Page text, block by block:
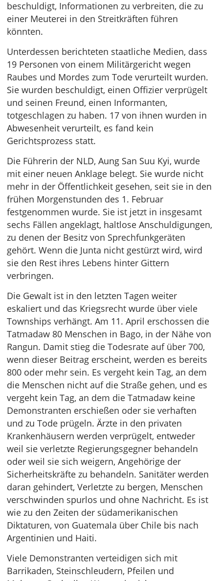
beschuldigt, Informationen zu verbreiten, die zu
einer Meuterei in den Streitkräften führen
könnten.
Unterdessen berichteten staatliche Medien, dass
19 Personen von einem Militärgericht wegen
Raubes und Mordes zum Tode verurteilt wurden.
Sie wurden beschuldigt, einen Offizier verprügelt
und seinen Freund, einen Informanten,
totgeschlagen zu haben. 17 von ihnen wurden in
Abwesenheit verurteilt, es fand kein
Gerichtsprozess statt.
Die Führerin der NLD, Aung San Suu Kyi, wurde
mit einer neuen Anklage belegt. Sie wurde nicht
mehr in der Öffentlichkeit gesehen, seit sie in den
frühen Morgenstunden des 1. Februar
festgenommen wurde. Sie ist jetzt in insgesamt
sechs Fällen angeklagt, haltlose Anschuldigungen,
zu denen der Besitz von Sprechfunkgeräten
gehört. Wenn die Junta nicht gestürzt wird, wird
sie den Rest ihres Lebens hinter Gittern
verbringen.
Die Gewalt ist in den letzten Tagen weiter
eskaliert und das Kriegsrecht wurde über viele
Townships verhängt. Am 11. April erschossen die
Tatmadaw 80 Menschen in Bago, in der Nähe von
Rangun. Damit stieg die Todesrate auf über 700,
wenn dieser Beitrag erscheint, werden es bereits
800 oder mehr sein. Es vergeht kein Tag, an dem
die Menschen nicht auf die Straße gehen, und es
vergeht kein Tag, an dem die Tatmadaw keine
Demonstranten erschießen oder sie verhaften
und zu Tode prügeln. Ärzte in den privaten
Krankenhäusern werden verprügelt, entweder
weil sie verletzte Regierungsgegner behandeln
oder weil sie sich weigern, Angehörige der
Sicherheitskräfte zu behandeln. Sanitäter werden
daran gehindert, Verletzte zu bergen, Menschen
verschwinden spurlos und ohne Nachricht. Es ist
wie zu den Zeiten der südamerikanischen
Diktaturen, von Guatemala über Chile bis nach
Argentinien und Haiti.
Viele Demonstranten verteidigen sich mit
Barrikaden, Steinschleudern, Pfeilen und